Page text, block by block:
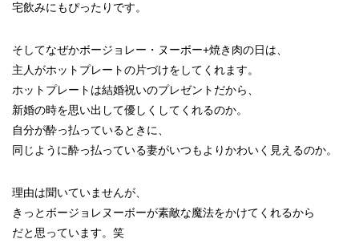
宅飲みにもぴったりです。
そしてなぜかボージョレー・ヌーボー+焼き肉の日は、
主人がホットプレートの片づけをしてくれます。
ホットプレートは結婚祝いのプレゼントだから、
新婚の時を思い出して優しくしてくれるのか。
自分が酔っ払っているときに、
同じように酔っ払っている妻がいつもよりかわいく見えるのか。
理由は聞いていませんが、
きっとボージョレヌーボーが素敵な魔法をかけてくれるから
だと思っています。笑